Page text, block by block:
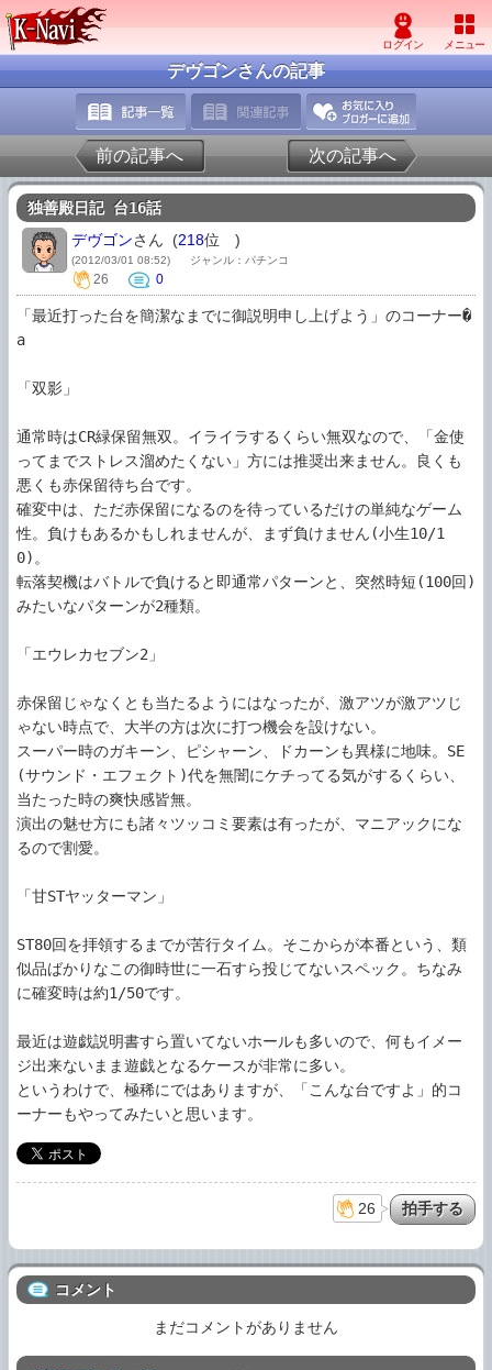
デヴゴンさんの記事
前の記事へ 次の記事へ
独善殿日記 台16話
デヴゴンさん (218位 )
(2012/03/01 08:52) ジャンル：パチンコ
26 0
「最近打った台を簡潔なまでに御説明申し上げよう」のコーナー�
a
「双影」
通常時はCR緑保留無双。イライラするくらい無双なので、「金使
ってまでストレス溜めたくない」方には推奨出来ません。良くも
悪くも赤保留待ち台です。
確変中は、ただ赤保留になるのを待っているだけの単純なゲーム
性。負けもあるかもしれませんが、まず負けません(小生10/1
0)。
転落契機はバトルで負けると即通常パターンと、突然時短(100回)
みたいなパターンが2種類。
「エウレカセブン2」
赤保留じゃなくとも当たるようにはなったが、激アツが激アツじ
ゃない時点で、大半の方は次に打つ機会を設けない。
スーパー時のガキーン、ピシャーン、ドカーンも異様に地味。SE
(サウンド・エフェクト)代を無闇にケチってる気がするくらい、
当たった時の爽快感皆無。
演出の魅せ方にも諸々ツッコミ要素は有ったが、マニアックにな
るので割愛。
「甘STヤッターマン」
ST80回を拝領するまでが苦行タイム。そこからが本番という、類
似品ばかりなこの御時世に一石すら投じてないスペック。ちなみ
に確変時は約1/50です。
最近は遊戯説明書すら置いてないホールも多いので、何もイメー
ジ出来ないまま遊戯となるケースが非常に多い。
というわけで、極稀にではありますが、「こんな台ですよ」的コ
ーナーもやってみたいと思います。
26
コメント
まだコメントがありません